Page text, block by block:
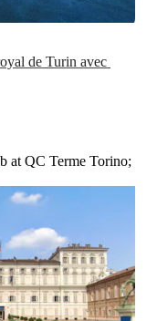
de Turin avec
at QC Terme Torino;